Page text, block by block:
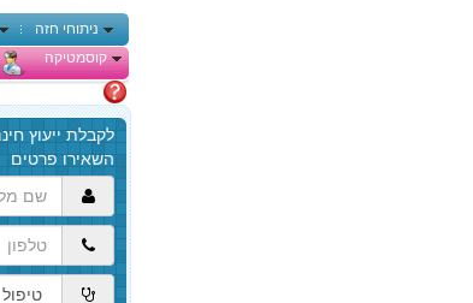
ניתוחי חזה
קוסמטיקה
הגעת
לתוכן
המרכזי,
באפשרותך
ללחוץ
אנטר
כדי
לדלג
לאזור